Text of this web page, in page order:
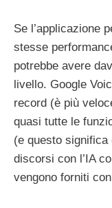
Se l’applicazione
stesse
potrebbe avere
livello. Google
record (è più
quasi tutte le
(e questo
discorsi con l’IA
vengono forniti